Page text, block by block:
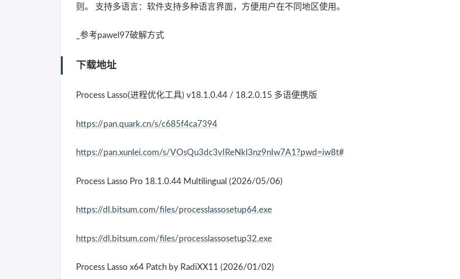
则。 支持多语言：软件支持多种语言界面，方便用户在不同地区使用。
_参考pawel97破解方式
下载地址
Process Lasso(进程优化工具) v18.1.0.44 / 18.2.0.15 多语便携版
https://pan.quark.cn/s/c685f4ca7394
https://pan.xunlei.com/s/VOsQu3dc3vIReNkl3nz9nIw7A1?pwd=iw8t#
Process Lasso Pro 18.1.0.44 Multilingual (2026/05/06)
https://dl.bitsum.com/files/processlassosetup64.exe
https://dl.bitsum.com/files/processlassosetup32.exe
Process Lasso x64 Patch by RadiXX11 (2026/01/02)